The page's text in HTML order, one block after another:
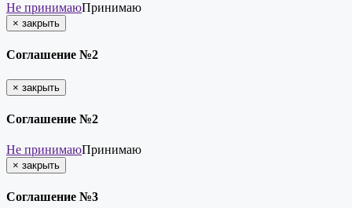
Не принимаюПринимаю
× закрыть
Соглашение №2
× закрыть
Соглашение №2
Не принимаюПринимаю
× закрыть
Соглашение №3